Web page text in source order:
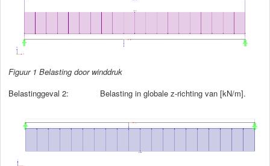
Figuur 1 Belasting door winddruk
Belastinggeval 2: Belasting in globale z-richting van [kN/m].